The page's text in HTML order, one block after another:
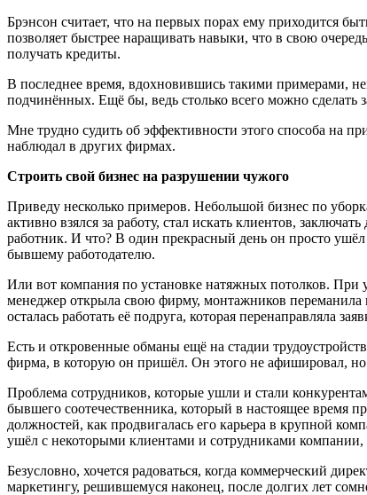
Брэнсон считает, что на первых порах ему приходится
позволяет быстрее наращивать навыки, что в свою
получать кредиты.
В последнее время, вдохновившись такими примерами,
подчинённых. Ещё бы, ведь столько всего можно сделать
Мне трудно судить об эффективности этого способа на
наблюдал в других фирмах.
Строить свой бизнес на разрушении чужого
Приведу несколько примеров. Небольшой бизнес по
активно взялся за работу, стал искать клиентов,
работник. И что? В один прекрасный день он просто
бывшему работодателю.
Или вот компания по установке натяжных потолков. При
менеджер открыла свою фирму, монтажников переманила
осталась работать её подруга, которая перенаправляла
Есть и откровенные обманы ещё на стадии
фирма, в которую он пришёл. Он этого не афишировал,
Проблема сотрудников, которые ушли и стали
бывшего соотечественника, который в настоящее время
должностей, как продвигалась его карьера в крупной
ушёл с некоторыми клиентами и сотрудниками
Безусловно, хочется радоваться, когда коммерческий
маркетингу, решившемуся наконец, после долгих лет